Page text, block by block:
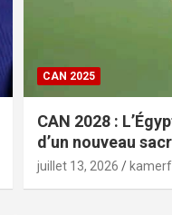
CAN 2025
CAN 2028 :
d’un nouveau
juillet 13, 2026